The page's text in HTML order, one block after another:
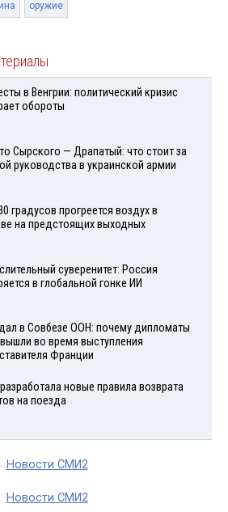
оружие
в Венгрии: политический кризис
обороты
Сырского — Драпатый: что стоит за
руководства в украинской армии
градусов прогреется воздух в
на предстоящих выходных
суверенитет: Россия
в глобальной гонке ИИ
в Совбезе ООН: почему дипломаты
во время выступления
Франции
новые правила возврата
на поезда
Новости СМИ2
Новости СМИ2